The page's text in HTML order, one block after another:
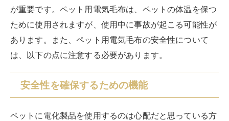
が重要です。ペット用電気毛布は、ペットの体温を保つ
ために使用されますが、使用中に事故が起こる可能性が
あります。また、ペット用電気毛布の安全性について
は、以下の点に注意する必要があります。
安全性を確保するための機能
ペットに電化製品を使用するのは心配だと思っている方